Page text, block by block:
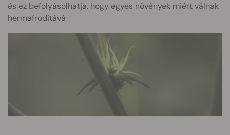
és ez befolyásolhatja, hogy egyes növények miért válnak
hermafroditává